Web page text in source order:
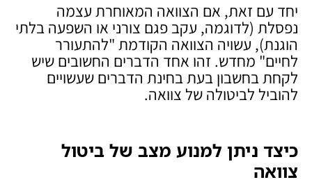
יחד עם זאת, אם הצוואה המאוחרת עצמה
נפסלת (לדוגמה, עקב פגם צורני או השפעה בלתי
הוגנת), עשויה הצוואה הקודמת "להתעורר
לחיים" מחדש. זהו אחד הדברים החשובים שיש
לקחת בחשבון בעת בחינת הדברים שעשויים
להוביל לביטולה של צוואה.
כיצד ניתן למנוע מצב של ביטול
צוואה